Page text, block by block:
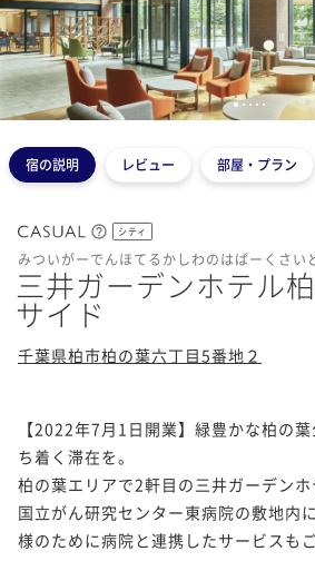
123 4 5
宿の説明 レビュー 部屋・プラン
シティ
みついがーでんほてるかしわのはぱーくさい
三井ガーデンホテル
サイド
千葉県柏市柏の葉六丁目5番地２
【2022年7月1日開業】緑豊かな柏の
ち着く滞在を。
柏の葉エリアで2軒目の三井ガーデンホ
国立がん研究センター東病院の敷地内
様のために病院と連携したサービスもご